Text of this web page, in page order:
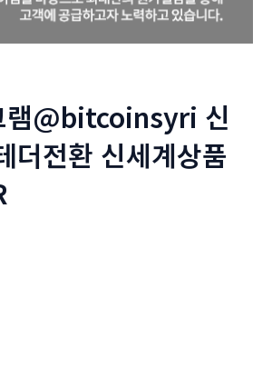
램@bitcoinsyri 신
더전환 신세계상품